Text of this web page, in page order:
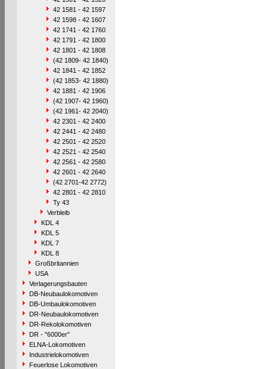
42 1581 - 42 1597
42 1598 - 42 1607
42 1741 - 42 1760
42 1791 - 42 1800
42 1801 - 42 1808
(42 1809- 42 1840)
42 1841 - 42 1852
(42 1853- 42 1880)
42 1881 - 42 1906
(42 1907- 42 1960)
(42 1961- 42 2040)
42 2301 - 42 2400
42 2441 - 42 2480
42 2501 - 42 2520
42 2521 - 42 2540
42 2561 - 42 2580
42 2601 - 42 2640
(42 2701-42 2772)
42 2801 - 42 2810
Ty 43
Verbleib
KDL 4
KDL 5
KDL 7
KDL 8
Großbritannien
USA
Verlagerungsbauten
DB-Neubaulokomotiven
DB-Umbaulokomotiven
DR-Neubaulokomotiven
DR-Rekolokomotiven
DR - "6000er"
ELNA-Lokomotiven
Industrielokomotiven
Feuerlose Lokomotiven